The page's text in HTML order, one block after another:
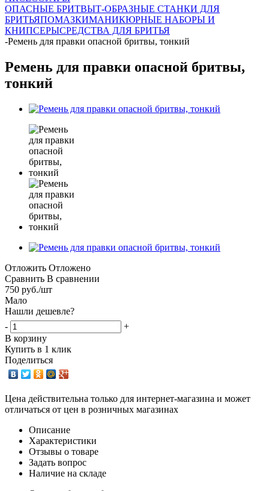
ОПАСНЫЕ БРИТВЫТ-ОБРАЗНЫЕ СТАНКИ ДЛЯ
БРИТЬЯПОМАЗКИМАНИКЮРНЫЕ НАБОРЫ И
КНИПСЕРЫСРЕДСТВА ДЛЯ БРИТЬЯ
-Ремень для правки опасной бритвы, тонкий
Ремень для правки опасной бритвы,
тонкий
Отложить Отложено
Сравнить В сравнении
750 руб./шт
Мало
Нашли дешевле?
-
+
В корзину
Купить в 1 клик
Поделиться
Цена действительна только для интернет-магазина и может
отличаться от цен в розничных магазинах
Описание
Характеристики
Отзывы о товаре
Задать вопрос
Наличие на складе